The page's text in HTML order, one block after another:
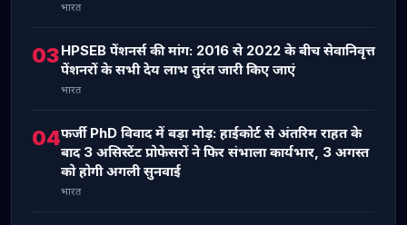
भारत
03HPSEB पेंशनर्स की मांग: 2016 से 2022 के बीच सेवानिवृत्त
पेंशनरों के सभी देय लाभ तुरंत जारी किए जाएं
भारत
04फर्जी PhD विवाद में बड़ा मोड़: हाईकोर्ट से अंतरिम राहत के
बाद 3 असिस्टेंट प्रोफेसरों ने फिर संभाला कार्यभार, 3 अगस्त
को होगी अगली सुनवाई
भारत